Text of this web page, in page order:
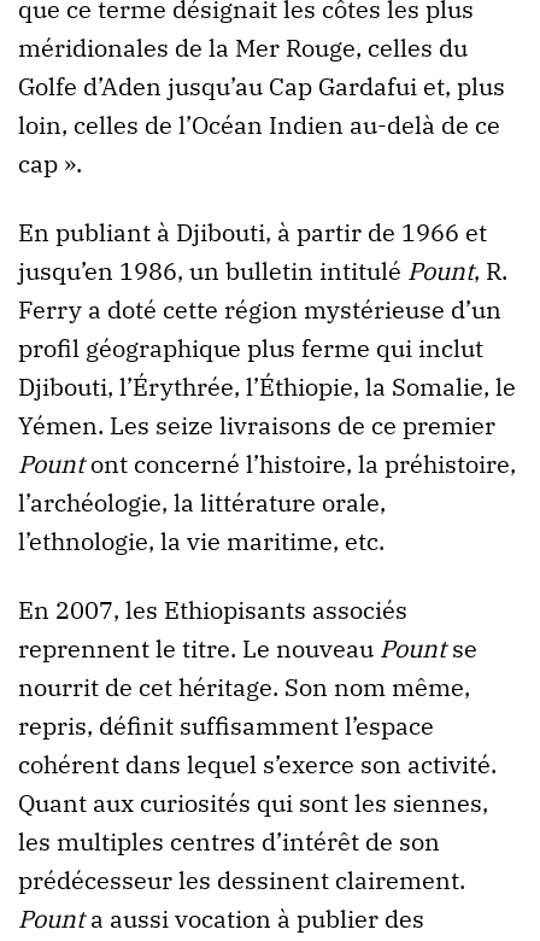
que ce terme désignait les côtes les plus
méridionales de la Mer Rouge, celles du
Golfe d’Aden jusqu’au Cap Gardafui et, plus
loin, celles de l’Océan Indien au-delà de ce
cap ».
En publiant à Djibouti, à partir de 1966 et
jusqu’en 1986, un bulletin intitulé Pount, R.
Ferry a doté cette région mystérieuse d’un
profil géographique plus ferme qui inclut
Djibouti, l’Érythrée, l’Éthiopie, la Somalie, le
Yémen. Les seize livraisons de ce premier
Pountont concerné l’histoire, la préhistoire,
l’archéologie, la littérature orale,
l’ethnologie, la vie maritime, etc.
En 2007, les Ethiopisants associés
reprennent le titre. Le nouveau Pountse
nourrit de cet héritage. Son nom même,
repris, définit suffisamment l’espace
cohérent dans lequel s’exerce son activité.
Quant aux curiosités qui sont les siennes,
les multiples centres d’intérêt de son
prédécesseur les dessinent clairement.
Pounta aussi vocation à publier des